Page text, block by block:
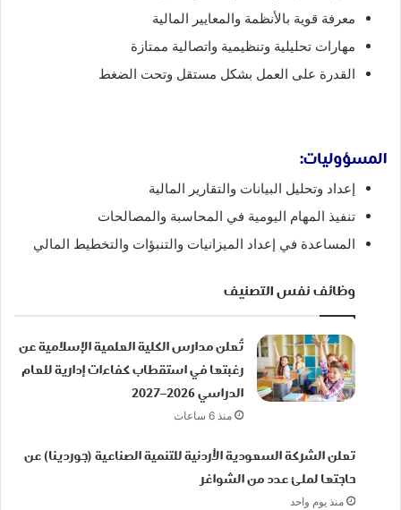
معرفة قوية بالأنظمة والمعايير المالية
مهارات تحليلية وتنظيمية واتصالية ممتازة
القدرة على العمل بشكل مستقل وتحت الضغط
المسؤوليات:
إعداد وتحليل البيانات والتقارير المالية
تنفيذ المهام اليومية في المحاسبة والمصالحات
المساعدة في إعداد الميزانيات والتنبؤات والتخطيط المالي
وظائف نفس التصنيف
تُعلن مدارس الكلية العلمية الإسلامية عن
رغبتها في استقطاب كفاءات إدارية للعام
الدراسي 2026–2027
منذ 6 ساعات
تعلن الشركة السعودية الأردنية للتنمية الصناعية (جوردينا) عن
حاجتها لملئ عدد من الشواغر
منذ يوم واحد